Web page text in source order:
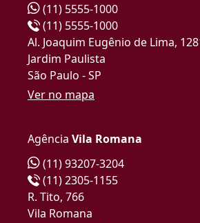
(11) 5555-1000
(11) 5555-1000
Al. Joaquim Eugênio de Lima,
Jardim Paulista
São Paulo - SP
Ver no mapa
Agência Vila Romana
(11) 93207-3204
(11) 2305-1155
R. Tito, 766
Vila Romana